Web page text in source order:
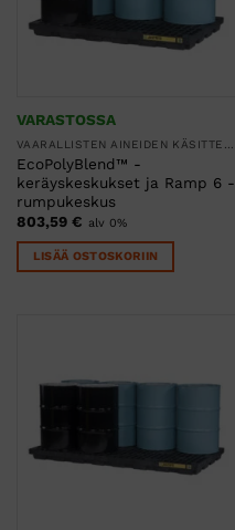
VARASTOSSA
VAARALLISTEN AINEIDEN KÄSITTELY
EcoPolyBlend™ -
keräyskeskukset ja Ramp 6 -
rumpukeskus
803,59 € alv 0%
LISÄÄ OSTOSKORIIN